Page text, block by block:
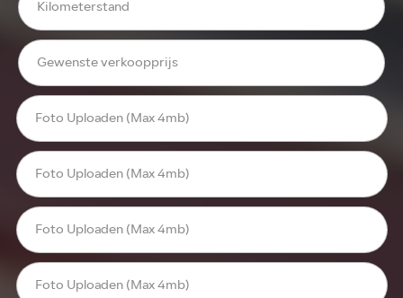
Foto Uploaden (Max 4mb)
Foto Uploaden (Max 4mb)
Foto Uploaden (Max 4mb)
Foto Uploaden (Max 4mb)